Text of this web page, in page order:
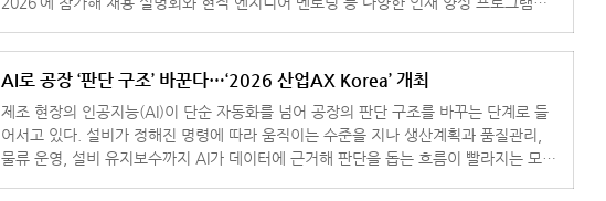
AI로 공장 ‘판단 구조’ 바꾼다…‘2026 산업AX Korea’ 개최
제조 현장의 인공지능(AI)이 단순 자동화를 넘어 공장의 판단 구조를 바꾸는 단계로 들
어서고 있다. 설비가 정해진 명령에 따라 움직이는 수준을 지나 생산계획과 품질관리,
물류 운영, 설비 유지보수까지 AI가 데이터에 근거해 판단을 돕는 흐름이 빨라지는 모습